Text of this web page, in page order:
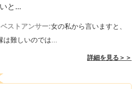
と ...
ベストアンサー:女の私から言いますと、
は難しいのでは...
詳細を見る＞＞